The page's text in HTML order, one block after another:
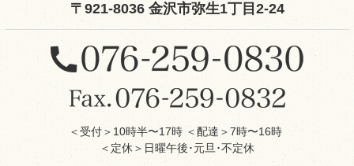
〒921-8036 金沢市弥生1丁目2-24
＜受付＞10時半〜17時 ＜配達＞7時〜16時
＜定休＞日曜午後･元旦･不定休